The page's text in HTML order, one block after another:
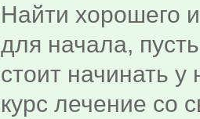
Найти хорошего
для начала,
стоит начинать
курс лечение со